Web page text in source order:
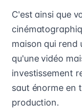
C'est ainsi que
maison qui rend
qu'une vidéo
investissement
saut énorme en
production.